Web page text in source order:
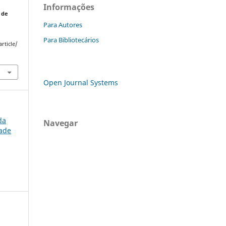
de
Informações
Para Autores
Para Bibliotecários
Open Journal Systems
Navegar